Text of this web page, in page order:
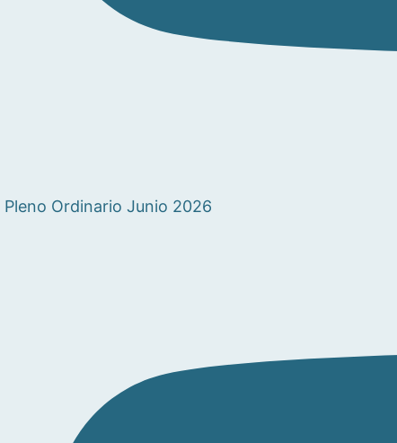
Pleno Ordinario Junio 2026